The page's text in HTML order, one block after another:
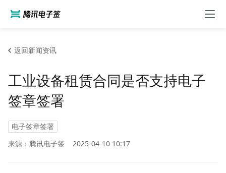
返回新闻资讯
工业设备租赁合同是否支持电子
签章签署
电子签章签署
来源：腾讯电子签
2025-04-10 10:17